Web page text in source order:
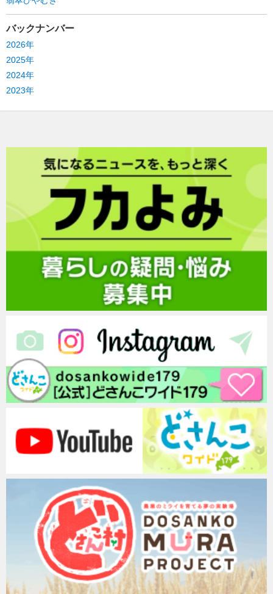
バックナンバー
2026年
2025年
2024年
2023年